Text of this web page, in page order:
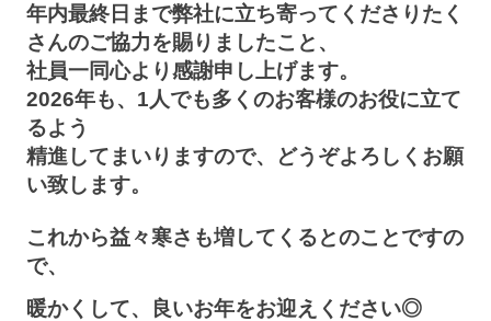
年内最終日まで弊社に立ち寄ってくださりたく
さんのご協力を賜りましたこと、
社員一同心より感謝申し上げます。
2026年も、 1人でも多くのお客様のお役に立て
るよう
精進してまいりますので、どうぞよろしくお願
い致します。
これから益々寒さも増してくるとのことですの
で、
暖かくして、良いお年をお迎えください◎